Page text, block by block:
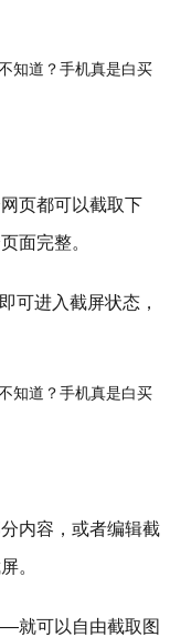
页都可以截取下
面完整。
可进入截屏状态，
内容，或者编辑截
。
就可以自由截取图